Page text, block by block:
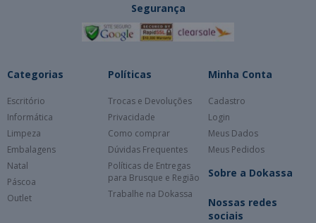
Segurança
Categorias
Escritório
Informática
Limpeza
Embalagens
Natal
Páscoa
Outlet
Políticas
Trocas e Devoluções
Privacidade
Como comprar
Dúvidas Frequentes
Políticas de Entregas
para Brusque e Região
Trabalhe na Dokassa
Minha Conta
Cadastro
Login
Meus Dados
Meus Pedidos
Sobre a Dokassa
Nossas redes
sociais